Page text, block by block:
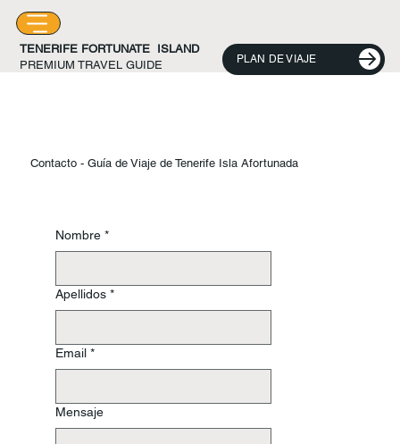
PLAN DE VIAJE
TENERIFE FORTUNATE ISLAND
PREMIUM TRAVEL GUIDE
Contacto - Guía de Viaje de Tenerife Isla Afortunada
Nombre *
Apellidos *
Email *
Mensaje